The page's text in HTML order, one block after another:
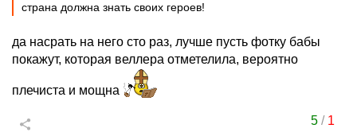
страна должна знать своих героев!
да насрать на него сто раз, лучше пусть фотку бабы
покажут, которая веллера отметелила, вероятно
плечиста и мощна
5/ 1